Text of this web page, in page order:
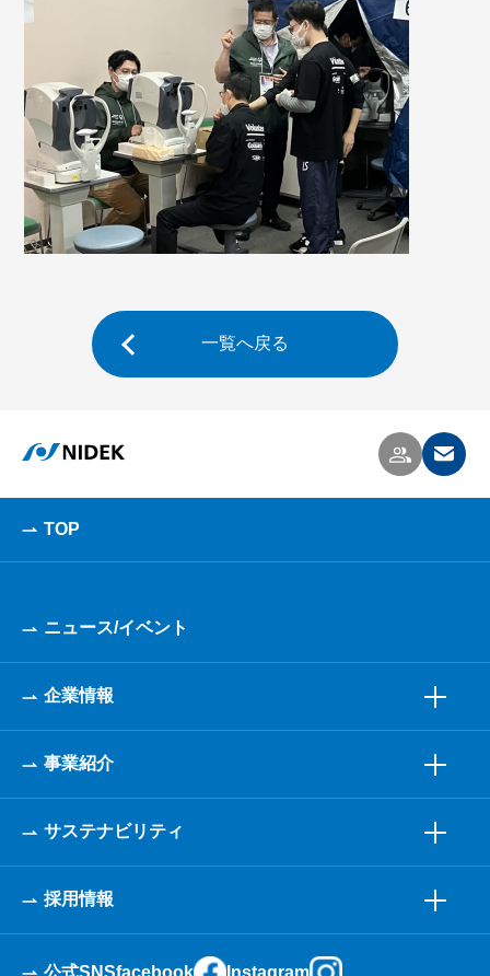
一覧へ戻る
TOP
ニュース/イベント
企業情報
事業紹介
サステナビリティ
採用情報
公式SNSfacebook Instagram